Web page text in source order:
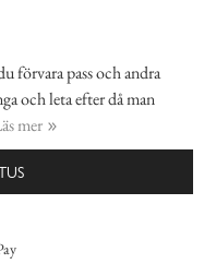
förvara pass och andra
och leta efter då man
mer